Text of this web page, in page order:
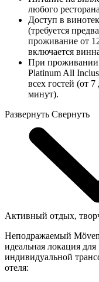
любого
Доступ в
(требуется
проживание от
включается
При проживании
Platinum All
всех гостей (от
минут).
Развернуть Свернуть
Активный отдых,
Неподражаемый
идеальная локация
индивидуальной
отеля: